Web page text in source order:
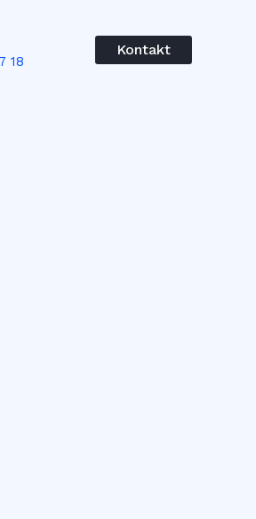
18
Kontakt